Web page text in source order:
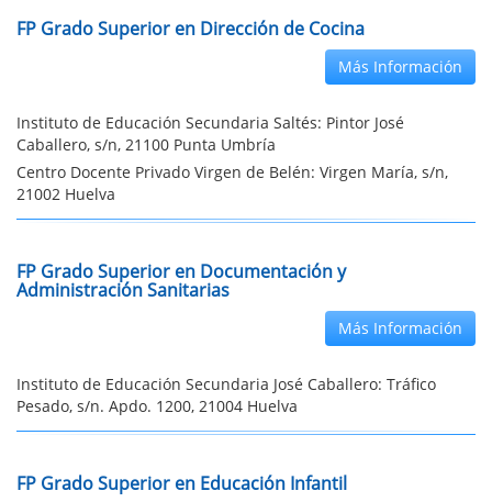
FP Grado Superior en Dirección de Cocina
Más Información
Instituto de Educación Secundaria Saltés: Pintor José
Caballero, s/n, 21100 Punta Umbría
Centro Docente Privado Virgen de Belén: Virgen María, s/n,
21002 Huelva
FP Grado Superior en Documentación y
Administración Sanitarias
Más Información
Instituto de Educación Secundaria José Caballero: Tráfico
Pesado, s/n. Apdo. 1200, 21004 Huelva
FP Grado Superior en Educación Infantil